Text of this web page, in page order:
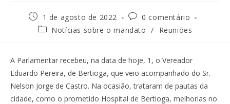
1 de agosto de 2022
0 comentário
Notícias sobre o mandato / Reuniões
A Parlamentar recebeu, na data de hoje, 1, o Vereador
Eduardo Pereira, de Bertioga, que veio acompanhado do Sr.
Nelson Jorge de Castro. Na ocasião, trataram de pautas da
cidade, como o prometido Hospital de Bertioga, melhorias no